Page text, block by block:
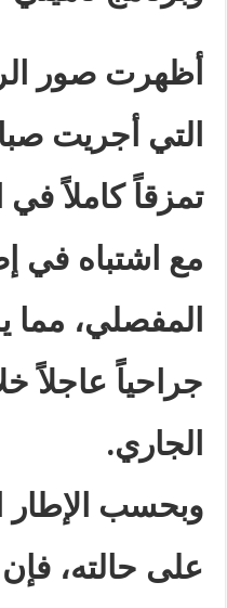
أظهرت صور
التي أجريت
تمزقاً كاملاً في
مع اشتباه في
المفصلي،
جراحياً عاجلاً
الجاري.
وبحسب
على حالته،